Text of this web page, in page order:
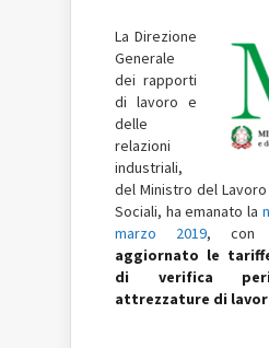
La Direzione
Generale
dei rapporti
di lavoro e
delle
relazioni
industriali,
del Ministro del
Sociali, ha emanato la
marzo 2019, con
aggiornato le
di verifica
attrezzature di